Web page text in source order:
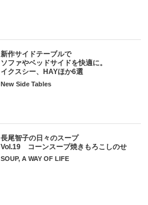
新作サイドテーブルで
ソファやベッドサイドを快適に。
イクスシー、HAYほか6選
New Side Tables
長尾智子の日々のスープ
Vol.19 コーンスープ焼きもろこしのせ
SOUP, A WAY OF LIFE